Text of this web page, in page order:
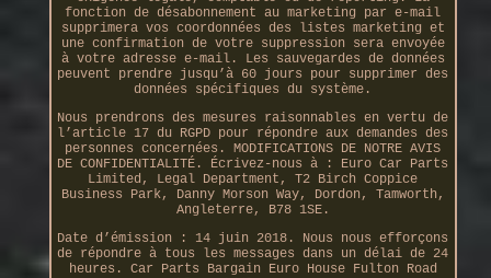
fonction de désabonnement au marketing par e-mail
supprimera vos coordonnées des listes marketing et
une confirmation de votre suppression sera envoyée
à votre adresse e-mail. Les sauvegardes de données
peuvent prendre jusqu’à 60 jours pour supprimer des
données spécifiques du système.
Nous prendrons des mesures raisonnables en vertu de
l’article 17 du RGPD pour répondre aux demandes des
personnes concernées. MODIFICATIONS DE NOTRE AVIS
DE CONFIDENTIALITÉ. Écrivez-nous à : Euro Car Parts
Limited, Legal Department, T2 Birch Coppice
Business Park, Danny Morson Way, Dordon, Tamworth,
Angleterre, B78 1SE.
Date d’émission : 14 juin 2018. Nous nous efforçons
de répondre à tous les messages dans un délai de 24
heures. Car Parts Bargain Euro House Fulton Road